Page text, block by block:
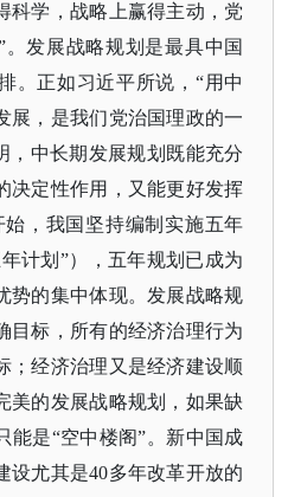
科学，战略上赢得主动，党
发展战略规划是最具中国
。正如习近平所说，“用中
展，是我们党治国理政的一
，中长期发展规划既能充分
决定性作用，又能更好发挥
始，我国坚持编制实施五年
计划”），五年规划已成为
势的集中体现。发展战略规
目标，所有的经济治理行为
；经济治理又是经济建设顺
美的发展战略规划，如果缺
能是“空中楼阁”。新中国成
设尤其是40多年改革开放的